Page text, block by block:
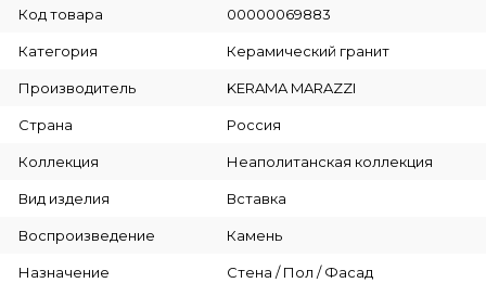
Код товара 00000069883
Категория Керамический гранит
Производитель KERAMA MARAZZI
Страна Россия
Коллекция Неаполитанская коллекция
Вид изделия Вставка
Воспроизведение Камень
Назначение Стена / Пол / Фасад